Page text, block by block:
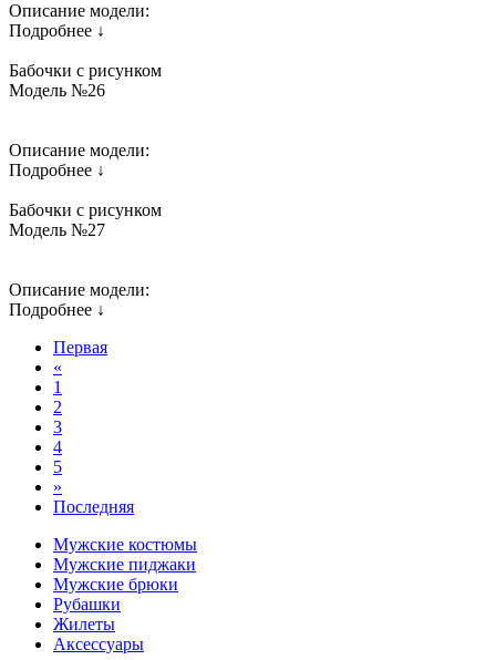
Описание модели:
Подробнее ↓
Бабочки с рисунком
Модель №26
Описание модели:
Подробнее ↓
Бабочки с рисунком
Модель №27
Описание модели:
Подробнее ↓
Первая
«
1
2
3
4
5
»
Последняя
Мужские костюмы
Мужские пиджаки
Мужские брюки
Рубашки
Жилеты
Аксессуары